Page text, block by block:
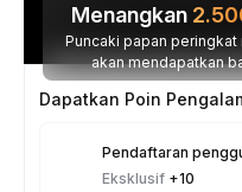
Menangkan
Puncaki papan
akan mendapatkan
Pendaftaran
Eksklusif +10